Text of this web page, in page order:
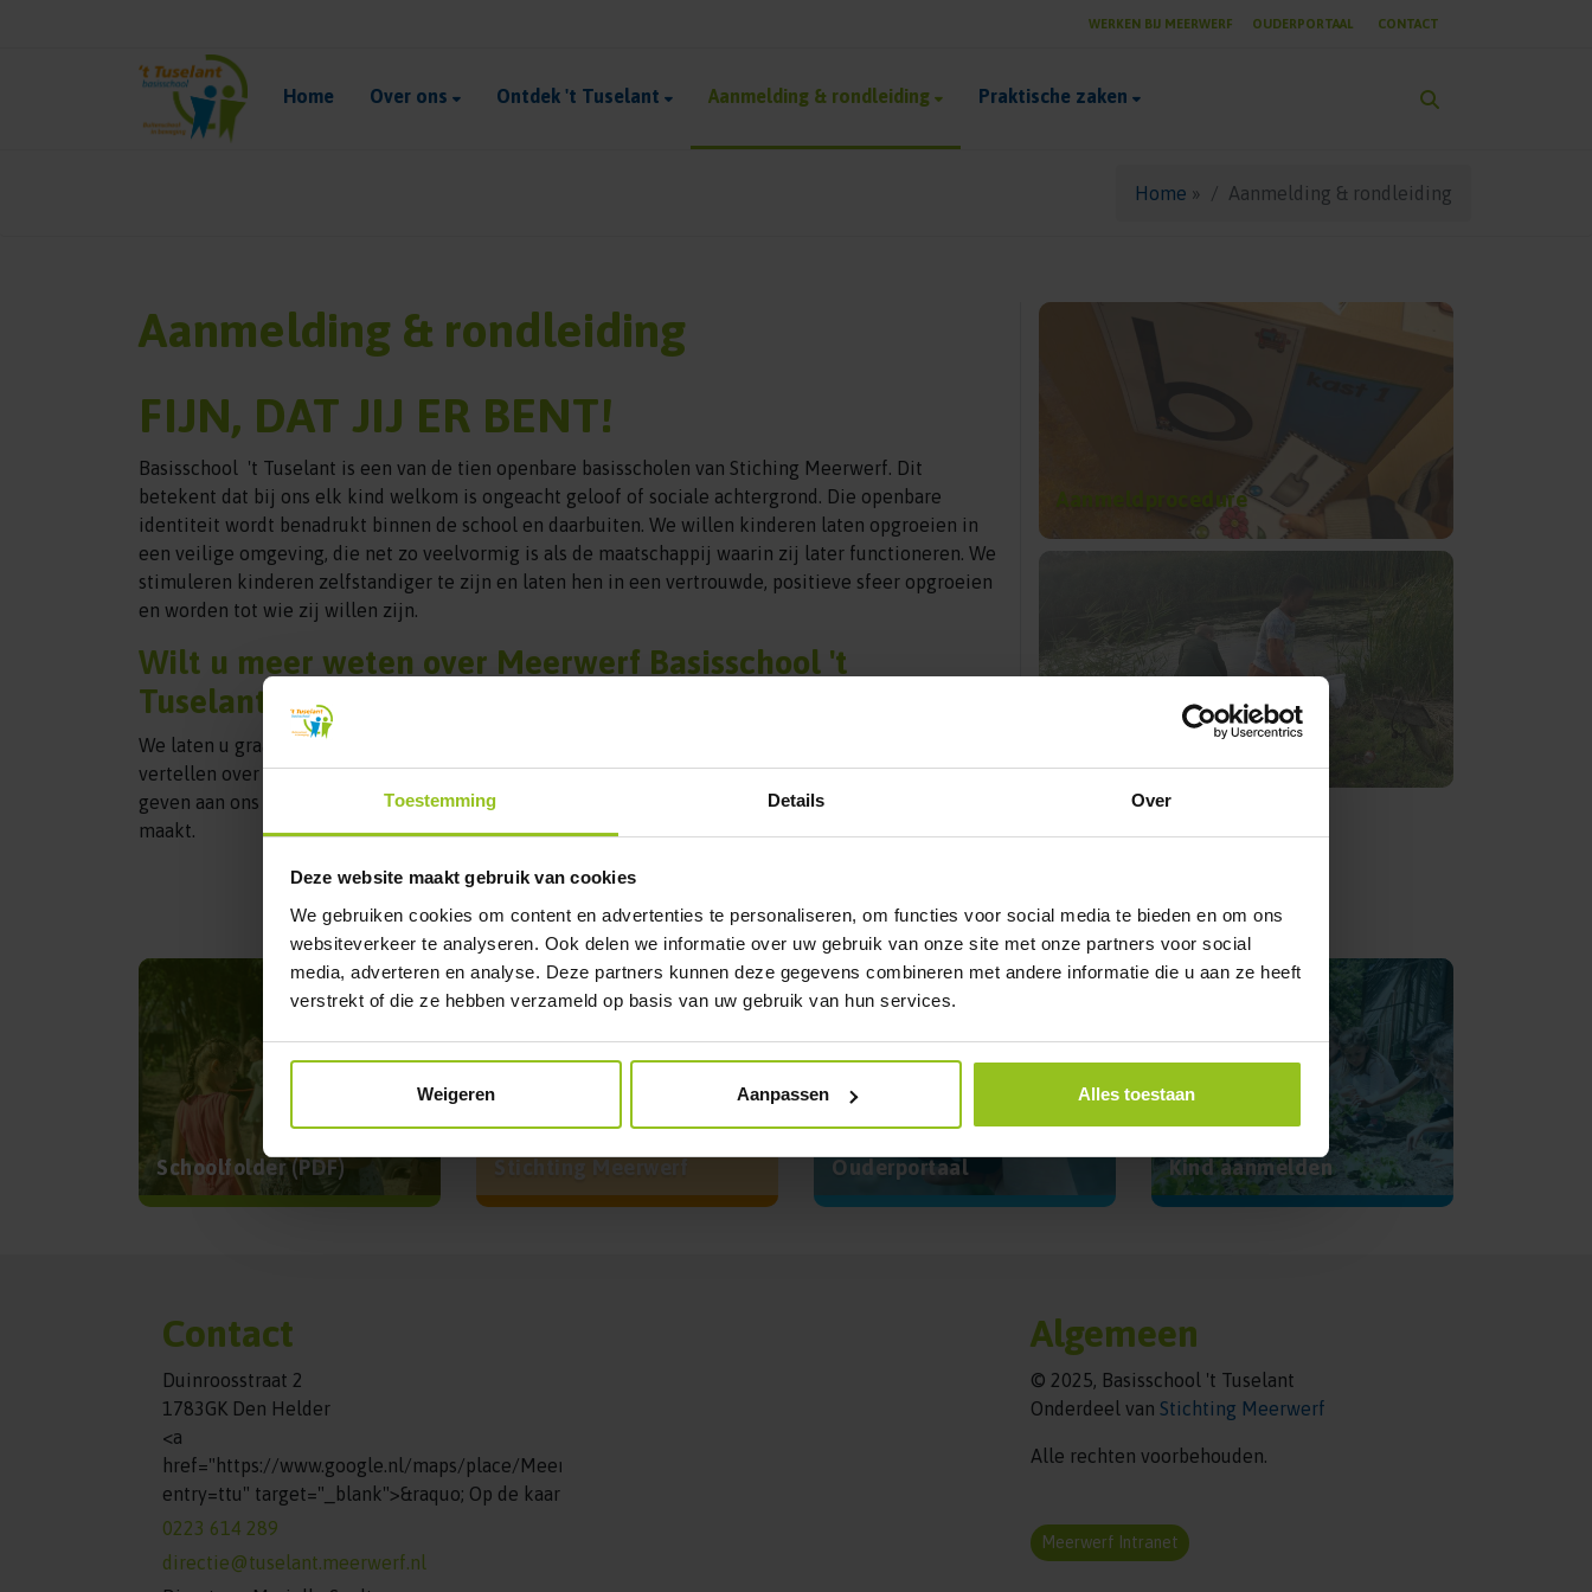
Toestemming Details Over
Deze website maakt gebruik van cookies
We gebruiken cookies om content en advertenties te personaliseren, om functies voor social media te bieden en om ons
websiteverkeer te analyseren. Ook delen we informatie over uw gebruik van onze site met onze partners voor social
media, adverteren en analyse. Deze partners kunnen deze gegevens combineren met andere informatie die u aan ze heeft
verstrekt of die ze hebben verzameld op basis van uw gebruik van hun services.
Weigeren Aanpassen Alles toestaan
WERKEN BIJ MEERWERF OUDERPORTAAL CONTACT
Home Over ons Ontdek 't Tuselant Aanmelding & rondleiding Praktische zaken
Home » Aanmelding & rondleiding
Aanmelding & rondleiding
FIJN, DAT JIJ ER BENT!
Basisschool 't Tuselant is een van de tien openbare basisscholen van Stiching Meerwerf. Dit
betekent dat bij ons elk kind welkom is ongeacht geloof of sociale achtergrond. Die openbare
identiteit wordt benadrukt binnen de school en daarbuiten. We willen kinderen laten opgroeien in
een veilige omgeving, die net zo veelvormig is als de maatschappij waarin zij later functioneren. We
stimuleren kinderen zelfstandiger te zijn en laten hen in een vertrouwde, positieve sfeer opgroeien
en worden tot wie zij willen zijn.
Wilt u meer weten over Meerwerf Basisschool 't
Tuselant?
We laten u graag onze mooie buitenschool met Jeelo kwaliteiten zien. Wij kunnen u dan meer
vertellen over hoe wij onder andere vorm geven aan ons buitenonderwijs maar ook hoe wij inhoud
geven aan ons wereldverkennend onderwijs. Zo kunt u de sfeer proeven die onze school uniek
maakt.
Aanmeldprocedure
Schoolfolder (PDF) Stichting Meerwerf Ouderportaal Kind aanmelden
Contact
Duinroosstraat 2
1783GK Den Helder
<a
href="https://www.google.nl/maps/place/Meerwerf+%7C+Openbare+Basisschool+'t+Tuselant/@52.9449999,4.7314981,17z/
entry=ttu" target="_blank">&raquo; Op de kaart</a><br><br>
0223 614 289
directie@tuselant.meerwerf.nl
Algemeen
© 2025, Basisschool 't Tuselant
Onderdeel vanStichting Meerwerf
Alle rechten voorbehouden.
Meerwerf Intranet